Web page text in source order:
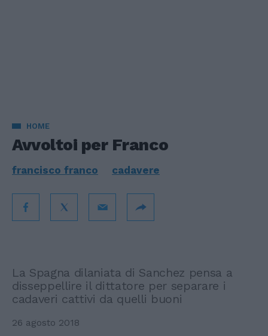
HOME
Avvoltoi per Franco
francisco franco cadavere
La Spagna dilaniata di Sanchez pensa a
disseppellire il dittatore per separare i
cadaveri cattivi da quelli buoni
26 agosto 2018